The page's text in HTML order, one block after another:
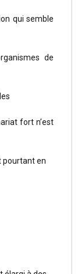
qui semble
de
fort n’est
pourtant en